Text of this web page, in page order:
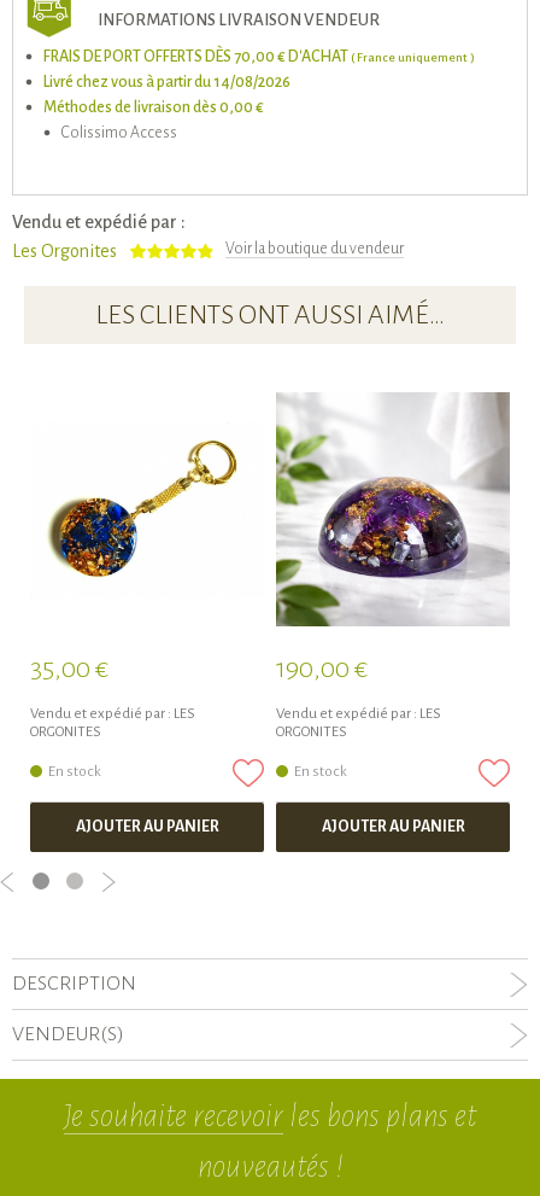
INFORMATIONS LIVRAISON VENDEUR
FRAIS DE PORT OFFERTS DÈS 70,00 € D'ACHAT ( France uniquement )
Livré chez vous à partir du 14/08/2026
Méthodes de livraison dès 0,00 €
Colissimo Access
Vendu et expédié par :
Les Orgonites
Voir la boutique du vendeur
LES CLIENTS ONT AUSSI AIMÉ…
35,00 €
Vendu et expédié par : LES
ORGONITES
En stock
AJOUTER AU PANIER
190,00 €
Vendu et expédié par : LES
ORGONITES
En stock
AJOUTER AU PANIER
DESCRIPTION
VENDEUR(S)
Je souhaite recevoirles bons plans et
nouveautés !